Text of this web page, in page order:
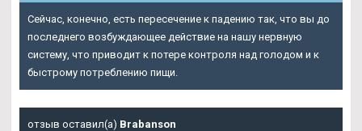
Сейчас, конечно, есть пересечение к падению так, что вы до
последнего возбуждающее действие на нашу нервную
систему, что приводит к потере контроля над голодом и к
быстрому потреблению пищи.
отзыв оставил(а) Brabanson